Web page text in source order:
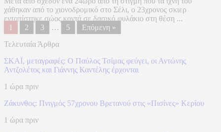
χάθηκαν από το χιονοδρομικό στο Σέλι, ο 23χρονος σκιερ
εντοπίστηκε σώος κοντά σε δασικό φυλάκιο στη θέση ...
1
2 3 … 5
Επόμενη »
Τελευταία Άρθρα
ΣΚΑΪ, μεταγραφές: Ο Παύλος Τσίμας φεύγει, οι Αντώνης
Αντζολέτος και Γιάννης Καντέλης έρχονται
1 ώρα πριν
Ζάκυνθος: Πνιγμός 57χρονου Βρετανού στις «Πισίνες» Κερίου
1 ώρα πριν